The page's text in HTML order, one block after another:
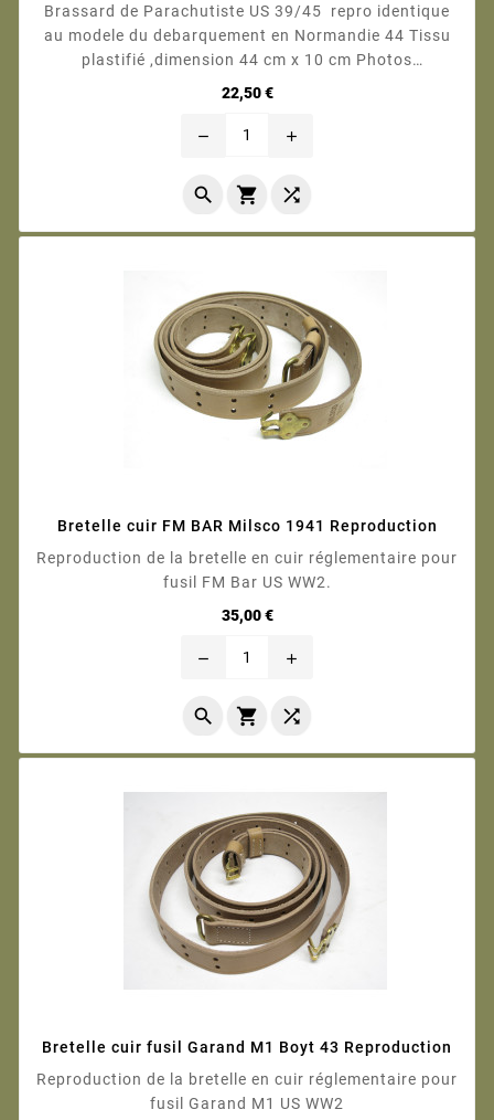
Brassard de Parachutiste US 39/45 repro identique
au modele du debarquement en Normandie 44 Tissu
plastifié ,dimension 44 cm x 10 cm Photos
contractuelles
22,50 €Prix
remove add
  
Bretelle cuir FM BAR Milsco 1941 Reproduction
Reproduction de la bretelle en cuir réglementaire pour
fusil FM Bar US WW2.
35,00 €Prix
remove add
  
Bretelle cuir fusil Garand M1 Boyt 43 Reproduction
Reproduction de la bretelle en cuir réglementaire pour
fusil Garand M1 US WW2